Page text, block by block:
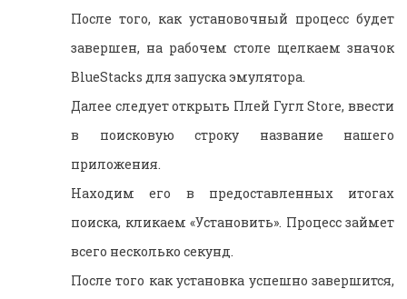
После того, как установочный процесс будет
завершен, на рабочем столе щелкаем значок
BlueStacks для запуска эмулятора.
Далее следует открыть Плей Гугл Store, ввести
в поисковую строку название нашего
приложения.
Находим его в предоставленных итогах
поиска, кликаем «Установить». Процесс займет
всего несколько секунд.
После того как установка успешно завершится,